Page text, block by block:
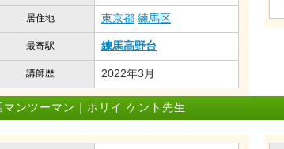
居住地 東京都 練馬区
最寄駅 練馬高野台
講師歴 2022年3月
ンツーマン｜ホリイ ケント先生